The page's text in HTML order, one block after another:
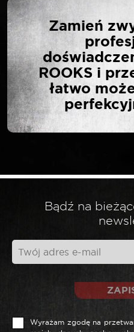
NAPISZ
OPINIĘ
ZESTAW
ŁOŻYSKA
TRANSIT
Twój adres email nie
*
Zamień
ROOKS i
łatwo
Bądź na
Wyrażam zgodę na